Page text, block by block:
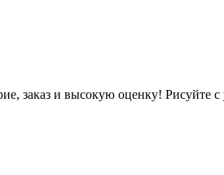
заказ и высокую оценку! Рисуйте